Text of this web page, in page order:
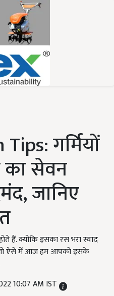
गर्मियों
का सेवन
जानिए
हैं. क्योंकि इसका रस भरा स्वाद
ऐसे में आज हम आपको इसके
10:07 AM IST